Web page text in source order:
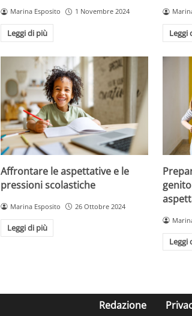
Marina Esposito 1 Novembre 2024
Leggi di più Leggi
Affrontare le aspettative e le
pressioni scolastiche
Marina Esposito 26 Ottobre 2024
Leggi di più
Leggi
Redazione